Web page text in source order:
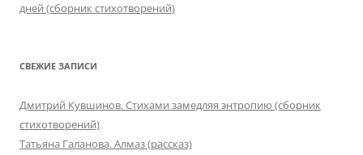
дней (сборник стихотворений)
СВЕЖИЕ ЗАПИСИ
Дмитрий Кувшинов. Стихами замедляя энтропию (сборник
стихотворений)
Татьяна Галанова. Алмаз (рассказ)